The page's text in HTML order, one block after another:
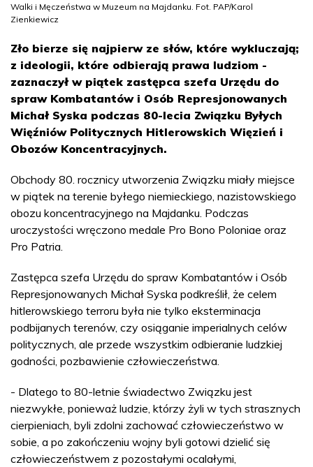
Walki i Męczeństwa w Muzeum na Majdanku. Fot. PAP/Karol
Zienkiewicz
Zło bierze się najpierw ze słów, które wykluczają;
z ideologii, które odbierają prawa ludziom -
zaznaczył w piątek zastępca szefa Urzędu do
spraw Kombatantów i Osób Represjonowanych
Michał Syska podczas 80-lecia Związku Byłych
Więźniów Politycznych Hitlerowskich Więzień i
Obozów Koncentracyjnych.
Obchody 80. rocznicy utworzenia Związku miały miejsce
w piątek na terenie byłego niemieckiego, nazistowskiego
obozu koncentracyjnego na Majdanku. Podczas
uroczystości wręczono medale Pro Bono Poloniae oraz
Pro Patria.
Zastępca szefa Urzędu do spraw Kombatantów i Osób
Represjonowanych Michał Syska podkreślił, że celem
hitlerowskiego terroru była nie tylko eksterminacja
podbijanych terenów, czy osiąganie imperialnych celów
politycznych, ale przede wszystkim odbieranie ludzkiej
godności, pozbawienie człowieczeństwa.
- Dlatego to 80-letnie świadectwo Związku jest
niezwykłe, ponieważ ludzie, którzy żyli w tych strasznych
cierpieniach, byli zdolni zachować człowieczeństwo w
sobie, a po zakończeniu wojny byli gotowi dzielić się
człowieczeństwem z pozostałymi ocalałymi,